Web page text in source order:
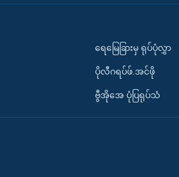
ရေမြေခြားမှ ရုပ်ပုံလွှာ
ပိုလီဂရပ်ဖ်.အင်ဖို
ဗွီအိုအေ ပုံပြရုပ်သံ